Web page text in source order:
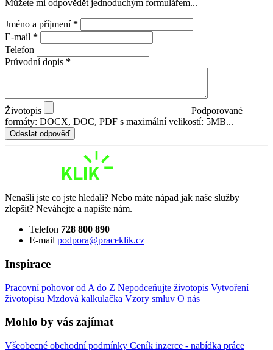
Můžete mi odpovědět jednoduchým formulářem...
Jméno a příjmení*
E-mail *
Telefon
Průvodní dopis *
Životopis
Podporované
formáty: DOCX, DOC, PDF s maximální velikostí: 5MB...
Odeslat odpověď
Nenašli jste co jste hledali? Nebo máte nápad jak naše služby
zlepšit? Neváhejte a napište nám.
Telefon 728 800 890
E-mail podpora@praceklik.cz
Inspirace
Pracovní pohovor od A do Z Nepodceňujte životopis Vytvoření
životopisu Mzdová kalkulačka Vzory smluv O nás
Mohlo by vás zajímat
Všeobecné obchodní podmínky Ceník inzerce - nabídka práce